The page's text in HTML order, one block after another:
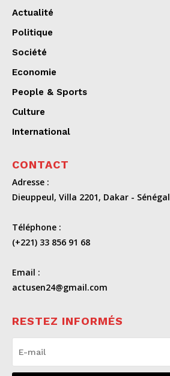
Actualité
Politique
Société
Economie
People & Sports
Culture
International
CONTACT
Adresse :
Dieuppeul, Villa 2201, Dakar - Sénégal
Téléphone :
(+221) 33 856 91 68
Email :
actusen24@gmail.com
RESTEZ INFORMÉS